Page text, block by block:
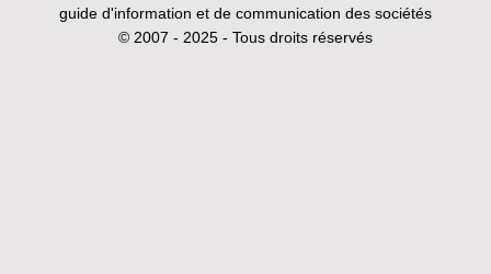
guide d'information et de communication des sociétés
© 2007 - 2025 - Tous droits réservés